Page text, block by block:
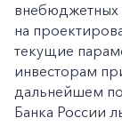
внебюджетных
на
текущие
инвесторам
дальнейшем
Банка России